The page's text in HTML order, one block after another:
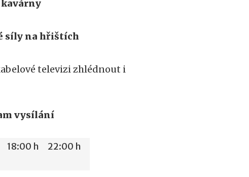
síly na hřištích
televizi zhlédnout i
vysílání
18:00 h 22:00 h